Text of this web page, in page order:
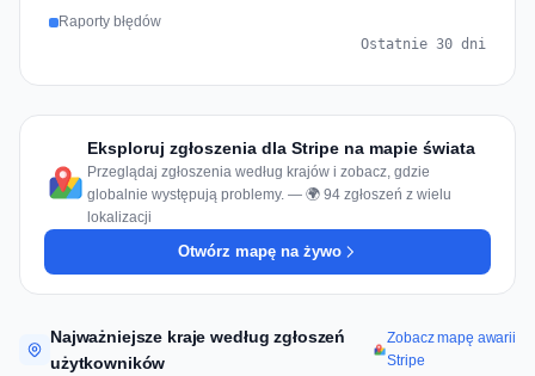
Raporty błędów
Ostatnie 30 dni
Eksploruj zgłoszenia dla Stripe na mapie świata
Przeglądaj zgłoszenia według krajów i zobacz, gdzie
globalnie występują problemy. — 🌍 94 zgłoszeń z wielu
lokalizacji
Otwórz mapę na żywo
Najważniejsze kraje według zgłoszeń
użytkowników
Zobacz mapę awarii
Stripe